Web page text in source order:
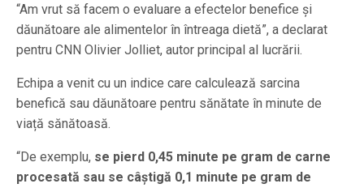
“Am vrut să facem o evaluare a efectelor benefice și
dăunătoare ale alimentelor în întreaga dietă”, a declarat
pentru CNN Olivier Jolliet, autor principal al lucrării.
Echipa a venit cu un indice care calculează sarcina
benefică sau dăunătoare pentru sănătate în minute de
viață sănătoasă.
“De exemplu, se pierd 0,45 minute pe gram de carne
procesată sau se câștigă 0,1 minute pe gram de